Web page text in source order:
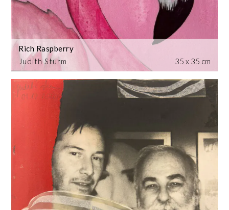
Judith Sturm
Rich Raspberry
35 x 35 cm